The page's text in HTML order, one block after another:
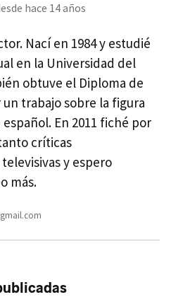
hace 14 años
Nací en 1984 y estudié
en la Universidad del
obtuve el Diploma de
un trabajo sobre la figura
En 2011 fiché por
críticas
y espero
más.